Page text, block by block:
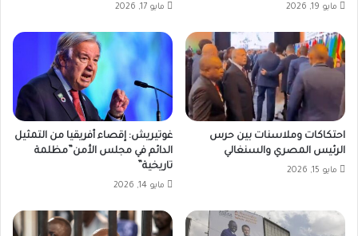
مايو 19, 2026 مايو 17, 2026
احتكاكات وملاسنات بين حرس
الرئيس المصري والسنغالي
مايو 15, 2026
غوتيريش: إقصاء أفريقيا من التمثيل
الدائم في مجلس الأمن”مظلمة
تاريخية”
مايو 14, 2026